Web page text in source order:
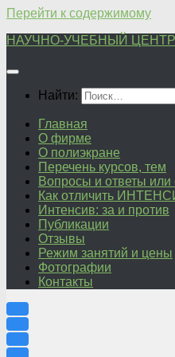
Перейти к содержимому
НАУЧНО-УЧЕБНЫЙ ЦЕНТР
Найти:
Главная
О фирме
О полиэкране
Перечень курсов, тем
Вопросы и ответы или
Как отличить
Интенсив: за и против
Публикации
Отзывы
Режим занятий и цены
Фотографии
Контакты